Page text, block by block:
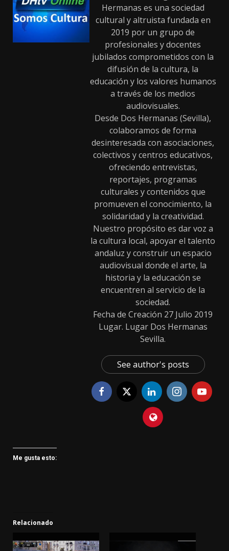
Hermanas es una sociedad
cultural y altruista fundada en
2019 por un grupo de
profesionales y docentes
jubilados comprometidos con la
difusión de la cultura, la
educación y los valores humanos
a través de los medios
audiovisuales.
Desde Dos Hermanas (Sevilla),
colaboramos de forma
desinteresada con asociaciones,
colectivos y centros educativos,
ofreciendo entrevistas,
reportajes, programas
culturales y contenidos que
promueven el conocimiento, la
solidaridad y la creatividad.
Nuestro propósito es dar voz a
la cultura local, apoyar el talento
andaluz y construir un espacio
audiovisual donde el arte, la
historia y la educación se
encuentren al servicio de la
sociedad.
Fecha de Creación 27 Julio 2019
Lugar. Lugar Dos Hermanas
Sevilla.
See author's posts
Me gusta esto:
Relacionado